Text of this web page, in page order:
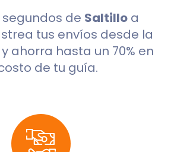
de Saltillo a
tus envíos desde la
ahorra hasta un 70% en
de tu guía.